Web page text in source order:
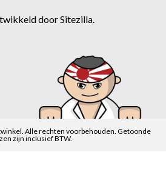
doorSitezilla
Alle rechten voorbehouden. Getoonde
zijn inclusief BTW.